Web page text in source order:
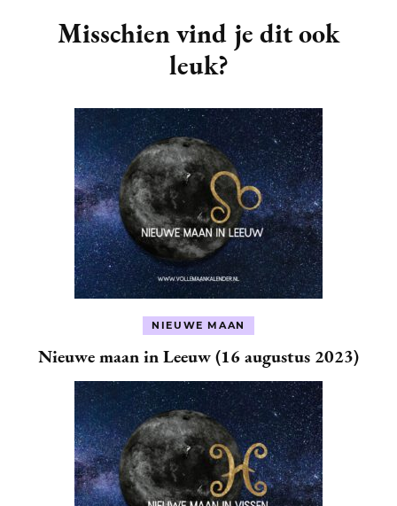
Navigation
Misschien vind je dit ook
leuk?
NIEUWE MAAN
Nieuwe maan in Leeuw (16 augustus 2023)